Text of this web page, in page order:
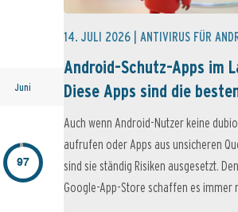
Juni
97
14. JULI 2026 | ANTIVIRUS FÜR
Android-Schutz-Apps im
Diese Apps sind die
Auch wenn Android-Nutzer keine
aufrufen oder Apps aus unsicheren
sind sie ständig Risiken ausgesetzt.
Google-App-Store schaffen es immer